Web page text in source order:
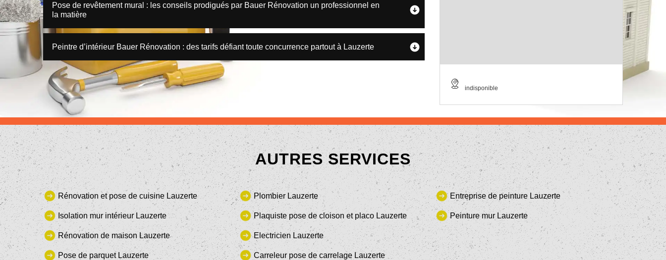
Pose de revêtement mural : les conseils prodigués par Bauer Rénovation un professionnel en
la matière
Peintre d’intérieur Bauer Rénovation : des tarifs défiant toute concurrence partout à Lauzerte
indisponible
AUTRES SERVICES
Rénovation et pose de cuisine Lauzerte
Isolation mur intérieur Lauzerte
Rénovation de maison Lauzerte
Pose de parquet Lauzerte
Plombier Lauzerte
Plaquiste pose de cloison et placo Lauzerte
Electricien Lauzerte
Carreleur pose de carrelage Lauzerte
Entreprise de peinture Lauzerte
Peinture mur Lauzerte